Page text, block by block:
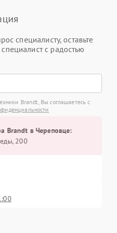
специалисту, оставьте
с радостью
Brandt, Вы соглашаетесь с
Brandt в Череповце:
200